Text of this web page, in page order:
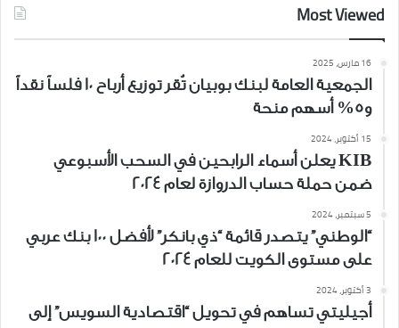
Most Viewed
16 مارس، 2025
الجمعية العامة لبنك بوبيان تُقر توزيع أرباح 10 فلساً نقداً
و5% أسهم منحة
15 أكتوبر، 2024
KIB يعلن أسماء الرابحين في السحب الأسبوعي
ضمن حملة حساب الدروازة لعام 2024
5 سبتمبر، 2024
“الوطني” يتصدر قائمة “ذي بانكر” لأفضل 100 بنك عربي
على مستوى الكويت للعام 2024
3 أكتوبر، 2024
أجيليتي تساهم في تحويل “اقتصادية السويس” إلى